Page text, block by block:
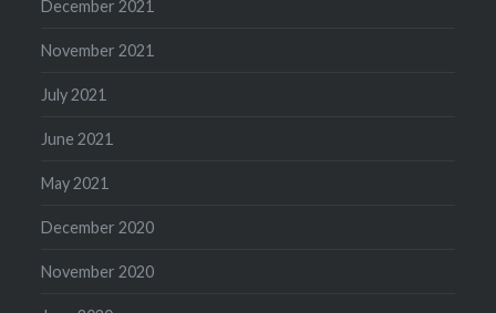
December 2021
November 2021
July 2021
June 2021
May 2021
December 2020
November 2020